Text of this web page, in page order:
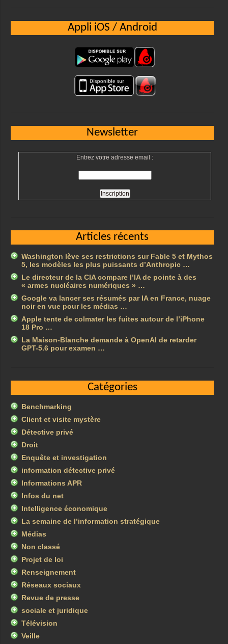
Appli iOS / Android
Newsletter
Entrez votre adresse email :
Articles récents
Washington lève ses restrictions sur Fable 5 et Mythos
5, les modèles les plus puissants d’Anthropic …
Le directeur de la CIA compare l’IA de pointe à des
« armes nucléaires numériques » …
Google va lancer ses résumés par IA en France, nuage
noir en vue pour les médias …
Apple tente de colmater les fuites autour de l’iPhone
18 Pro …
La Maison-Blanche demande à OpenAI de retarder
GPT-5.6 pour examen …
Catégories
Benchmarking
Client et visite mystère
Détective privé
Droit
Enquête et investigation
information détective privé
Informations APR
Infos du net
Intelligence économique
La semaine de l’information stratégique
Médias
Non classé
Projet de loi
Renseignement
Réseaux sociaux
Revue de presse
sociale et juridique
Télévision
Veille